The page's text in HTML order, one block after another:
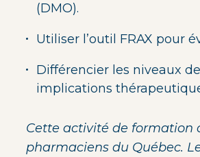
(DMO).
Utiliser l’outil FRAX pour
Différencier les niveaux
implications
Cette activité de formation
pharmaciens du Québec.